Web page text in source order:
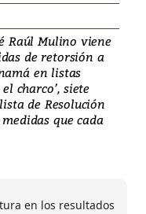
Raúl Mulino viene
de retorsión a
en listas
charco’, siete
de Resolución
que cada
en los resultados